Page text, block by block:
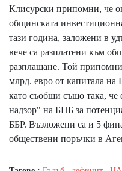
Клисурски припомни, че
общинската
тази година, заложени в
вече са разплатени към
разплащане. Той
млрд. евро от капитала на
като съобщи също така, че
надзор" на БНБ за
ББР. Възложени са и 5
обществени поръчки в